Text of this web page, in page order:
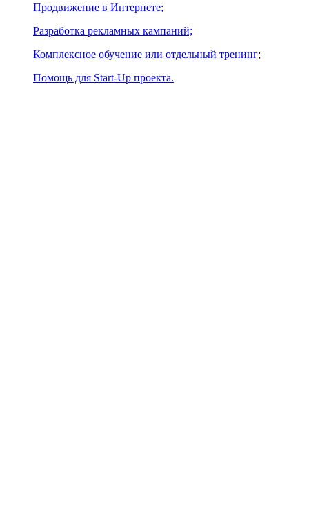
Продвижение в Интернете;
Разработка рекламных кампаний;
Комплексное обучение или отдельный тренинг;
Помощь для Start-Up проекта.